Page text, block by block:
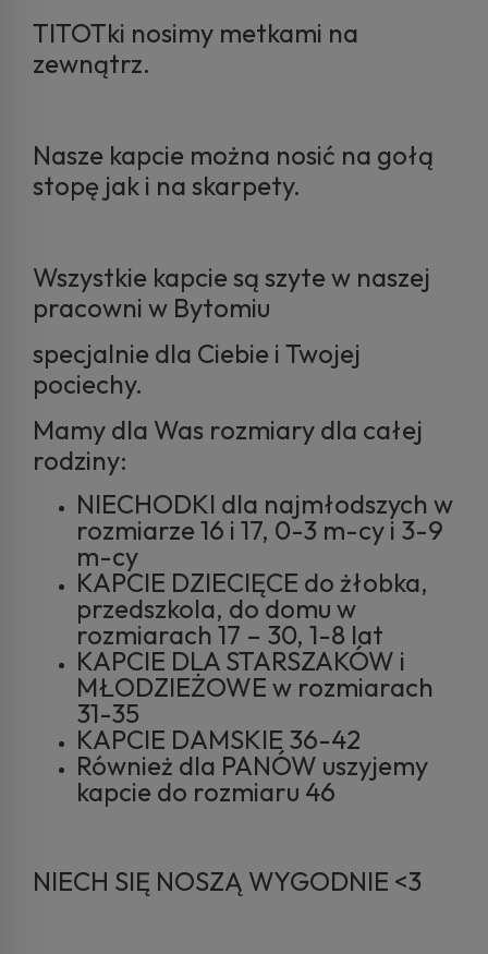
TITOTki nosimy metkami na
zewnątrz.
Nasze kapcie można nosić na gołą
stopę jak i na skarpety.
Wszystkie kapcie są szyte w naszej
pracowni w Bytomiu
specjalnie dla Ciebie i Twojej
pociechy.
Mamy dla Was rozmiary dla całej
rodziny:
NIECHODKI dla najmłodszych w
rozmiarze 16 i 17, 0-3 m-cy i 3-9
m-cy
KAPCIE DZIECIĘCE do żłobka,
przedszkola, do domu w
rozmiarach 17 – 30, 1-8 lat
KAPCIE DLA STARSZAKÓW i
MŁODZIEŻOWE w rozmiarach
31-35
KAPCIE DAMSKIE 36-42
Również dla PANÓW uszyjemy
kapcie do rozmiaru 46
NIECH SIĘ NOSZĄ WYGODNIE <3